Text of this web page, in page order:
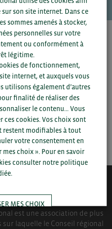
de renseigner votre
ou connectez-vous.
NOUS ?
est une association de plus
laquelle le Conseil régional
son site internet. Dans ce
sommes amenés à stocker,
personnelles sur votre
ou conformément à
légitime.
de fonctionnement,
internet, et auxquels vous
utilisons également d’autres
finalité de réaliser des
le contenu... Vous
ces cookies. Vos choix sont
restent modifiables à tout
votre consentement en
choix ». Pour en savoir
consulter notre politique
MES CHOIX